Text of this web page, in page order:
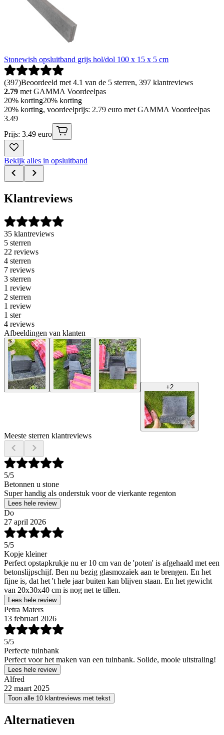
Stonewish opsluitband grijs hol/dol 100 x 15 x 5 cm
(397)Beoordeeld met 4.1 van de 5 sterren, 397 klantreviews
2.79 met GAMMA Voordeelpas
20% korting20% korting
20% korting, voordeelprijs: 2.79 euro met GAMMA Voordeelpas
3.49
Prijs: 3.49 euro
Bekijk alles in opsluitband
Klantreviews
35 klantreviews
5 sterren
22 reviews
4 sterren
7 reviews
3 sterren
1 review
2 sterren
1 review
1 ster
4 reviews
Afbeeldingen van klanten
+2
Meeste sterren klantreviews
5/5
Betonnen u stone
Super handig als onderstuk voor de vierkante regenton
Lees hele review
Do
27 april 2026
5/5
Kopje kleiner
Perfect opstapkrukje nu er 10 cm van de 'poten' is afgehaald met een
betonslijpschijf. Ben nu bezig glasmozaïek aan te brengen. En het
fijne is, dat het 't hele jaar buiten kan blijven staan. En het gewicht
van 20x30x40 cm is nog net te tillen.
Lees hele review
Petra Maters
13 februari 2026
5/5
Perfecte tuinbank
Perfect voor het maken van een tuinbank. Solide, mooie uitstraling!
Lees hele review
Alfred
22 maart 2025
Toon alle 10 klantreviews met tekst
Alternatieven